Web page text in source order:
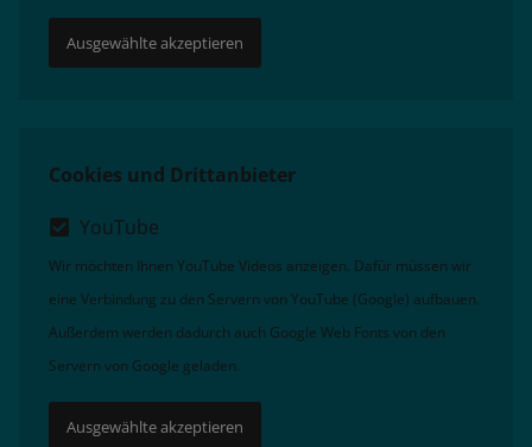
Ausgewählte akzeptieren
Cookies und Drittanbieter
YouTube
Wir möchten Ihnen YouTube Videos anzeigen. Dafür müssen wir
eine Verbindung zu den Servern von YouTube (Google) aufbauen.
Außerdem werden dadurch auch Google Web Fonts von den
Servern von Google geladen.
Ausgewählte akzeptieren